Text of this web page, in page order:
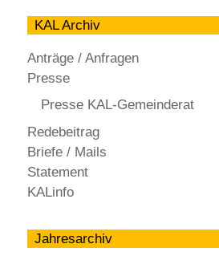
KAL Archiv
Anträge / Anfragen
Presse
Presse KAL-Gemeinderat
Redebeitrag
Briefe / Mails
Statement
KALinfo
Jahresarchiv